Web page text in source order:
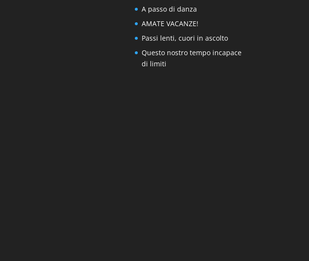
A passo di danza
AMATE VACANZE!
Passi lenti, cuori in ascolto
Questo nostro tempo incapace
di limiti